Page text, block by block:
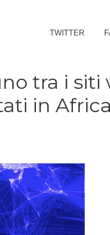
TWITTER
tra i siti
in Africa